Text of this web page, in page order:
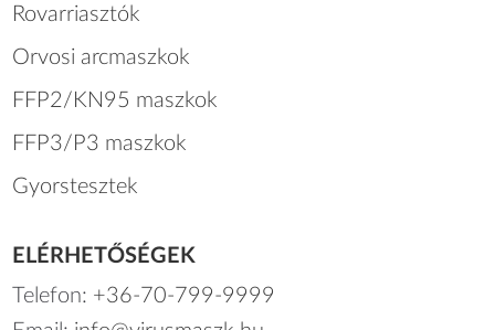
Rovarriasztók
Orvosi arcmaszkok
FFP2/KN95 maszkok
FFP3/P3 maszkok
Gyorstesztek
ELÉRHETŐSÉGEK
Telefon: +36-70-799-9999